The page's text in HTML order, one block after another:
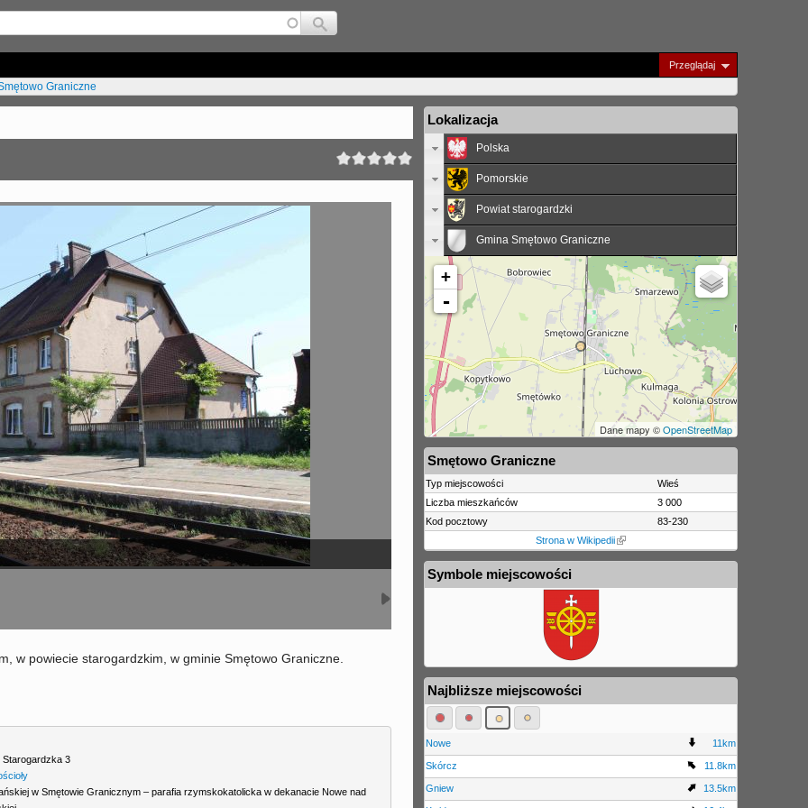
Jump to navigation
Przeglądaj
Graniczne
w powiecie starogardzkim, w gminie Smętowo Graniczne.
,Starogardzka 3
w Smętowie Granicznym – parafia rzymskokatolicka w dekanacie Nowe nad
Lokalizacja
Polska
Pomorskie
Powiat starogardzki
Gmina Smętowo Graniczne
+
-
Dane mapy ©OpenStreetMap
Smętowo Graniczne
Typ miejscowości
Wieś
Liczba mieszkańców
3 000
Kod pocztowy
83-230
Strona w Wikipedii
Symbole miejscowości
Najbliższe miejscowości
Nowe 11km
Skórcz 11.8km
Gniew 13.5km